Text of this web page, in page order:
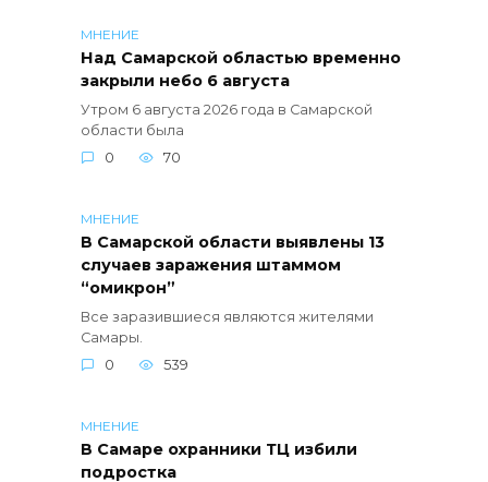
МНЕНИЕ
Над Самарской областью временно
закрыли небо 6 августа
Утром 6 августа 2026 года в Самарской
области была
0
70
МНЕНИЕ
В Самарской области выявлены 13
случаев заражения штаммом
“омикрон”
Все заразившиеся являются жителями
Самары.
0
539
МНЕНИЕ
В Самаре охранники ТЦ избили
подростка